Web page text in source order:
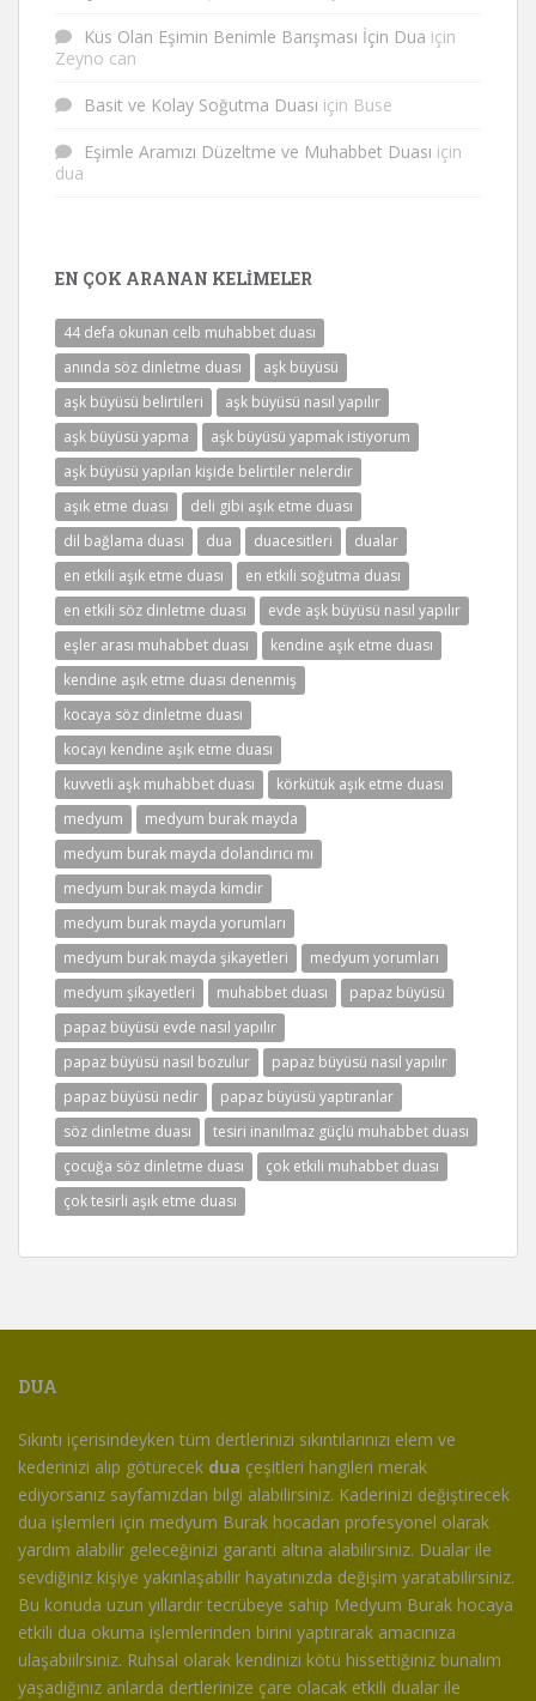
Küs Olan Eşimin Benimle Barışması İçin Dua için
Zeyno can
Basit ve Kolay Soğutma Duası için Buse
Eşimle Aramızı Düzeltme ve Muhabbet Duası için
dua
EN ÇOK ARANAN KELIMELER
44 defa okunan celb muhabbet duası
anında söz dinletme duası
aşk büyüsü
aşk büyüsü belirtileri
aşk büyüsü nasıl yapılır
aşk büyüsü yapma
aşk büyüsü yapmak istiyorum
aşk büyüsü yapılan kişide belirtiler nelerdir
aşık etme duası
deli gibi aşık etme duası
dil bağlama duası
dua duacesitleri
dualar
en etkili aşık etme duası
en etkili soğutma duası
en etkili söz dinletme duası
evde aşk büyüsü nasıl yapılır
eşler arası muhabbet duası
kendine aşık etme duası
kendine aşık etme duası denenmiş
kocaya söz dinletme duası
kocayı kendine aşık etme duası
kuvvetli aşk muhabbet duası
körkütük aşık etme duası
medyum
medyum burak mayda
medyum burak mayda dolandırıcı mı
medyum burak mayda kimdir
medyum burak mayda yorumları
medyum burak mayda şikayetleri
medyum yorumları
medyum şikayetleri
muhabbet duası
papaz büyüsü
papaz büyüsü evde nasıl yapılır
papaz büyüsü nasıl bozulur
papaz büyüsü nasıl yapılır
papaz büyüsü nedir
papaz büyüsü yaptıranlar
söz dinletme duası
tesiri inanılmaz güçlü muhabbet duası
çocuğa söz dinletme duası
çok etkili muhabbet duası
çok tesirli aşık etme duası
DUA
Sıkıntı içerisindeyken tüm dertlerinizi sıkıntılarınızı elem ve
kederinizi alıp götürecek dua çeşitleri hangileri merak
ediyorsanız sayfamızdan bilgi alabilirsiniz. Kaderinizi değiştirecek
dua işlemleri için medyum Burak hocadan profesyonel olarak
yardım alabilir geleceğinizi garanti altına alabilirsiniz. Dualar ile
sevdiğiniz kişiye yakınlaşabilir hayatınızda değişim yaratabilirsiniz.
Bu konuda uzun yıllardır tecrübeye sahip Medyum Burak hocaya
etkili dua okuma işlemlerinden birini yaptırarak amacınıza
ulaşabiilrsiniz. Ruhsal olarak kendinizi kötü hissettiğiniz bunalım
yaşadığınız anlarda dertlerinize çare olacak etkili dualar ile